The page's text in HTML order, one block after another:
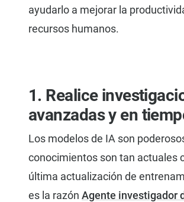
ayudarlo a mejorar la
recursos humanos.
1. Realice
avanzadas y en
Los modelos de IA son
conocimientos son tan actuales
última actualización de
es la razón Agente investigador